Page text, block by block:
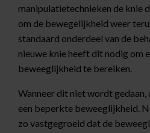
manipulatietechnieken de knie
om de bewegelijkheid weer
standaard onderdeel van de
nieuwe knie heeft dit nodig om
beweeglijkheid te bereiken.
Wanneer dit niet wordt
een beperkte beweeglijkheid.
zo vastgegroeid dat de